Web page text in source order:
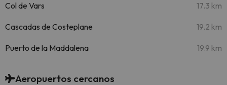
Col de Vars 17.3 km
Cascadas de Costeplane 19.2 km
Puerto de la Maddalena 19.9 km
Aeropuertos cercanos